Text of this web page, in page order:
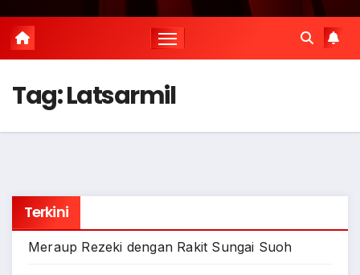
Tag:Latsarmil
Terkini
Meraup Rezeki dengan Rakit Sungai Suoh